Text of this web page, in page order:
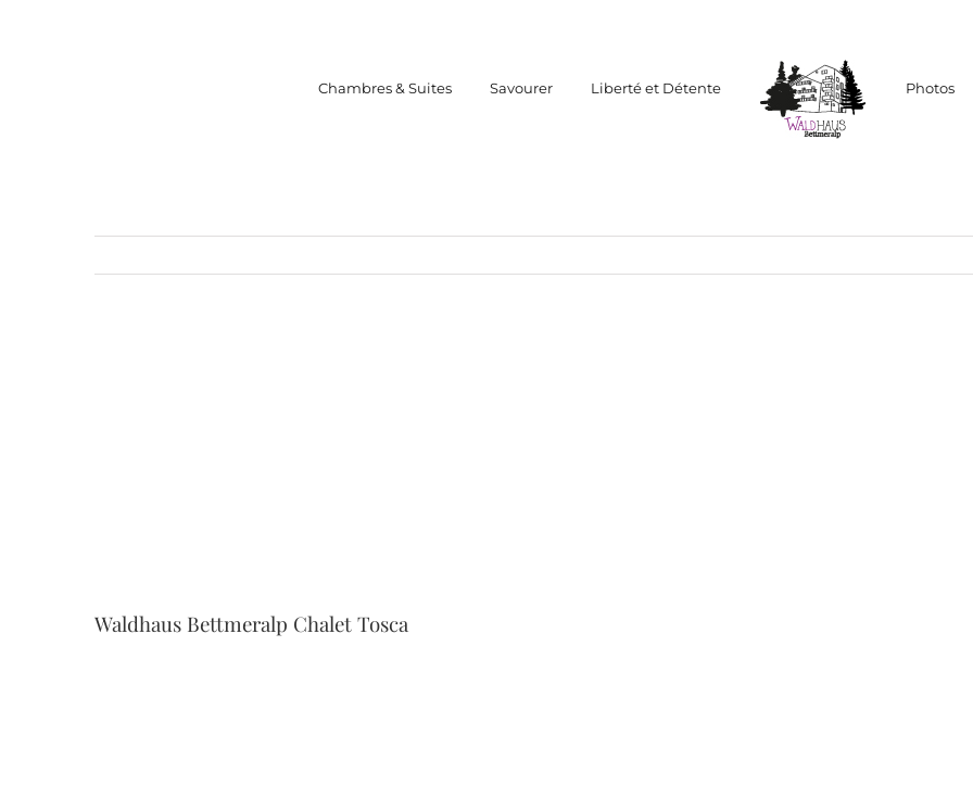
Chambres & Suites
Savourer Liberté et Détente Photos
Waldhaus Bettmeralp Chalet Tosca